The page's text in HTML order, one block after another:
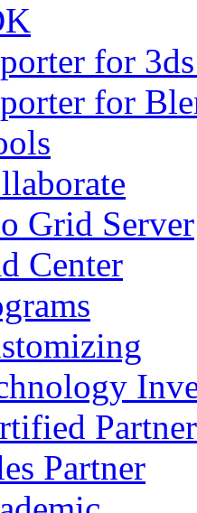
for
for
Grid Server
Center
Partner
Partner